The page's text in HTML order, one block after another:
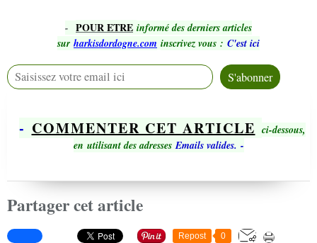
- POUR ETRE informé des derniers articles
sur harkisdordogne.com inscrivez vous : C'est ici
- COMMENTER CET ARTICLE ci-dessous,
en utilisant des adressesEmails valides. -
Partager cet article
Repost 0